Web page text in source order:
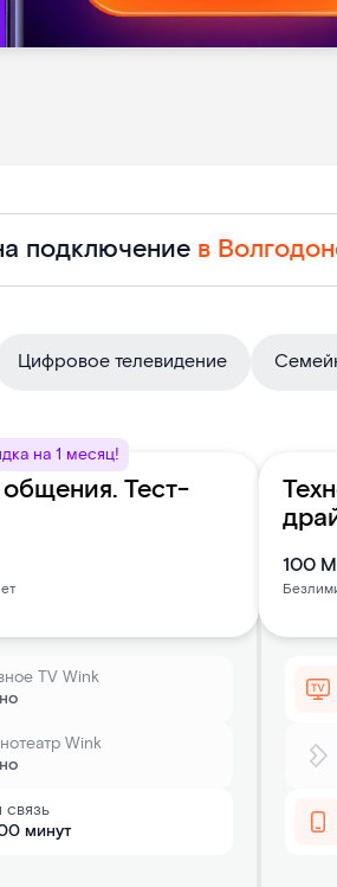
подключение в
Цифровое телевидение
на 1 месяц!
Тест-
TV Wink
Wink
минут
100